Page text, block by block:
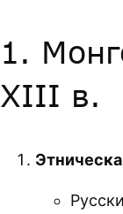
1.
XIII в.